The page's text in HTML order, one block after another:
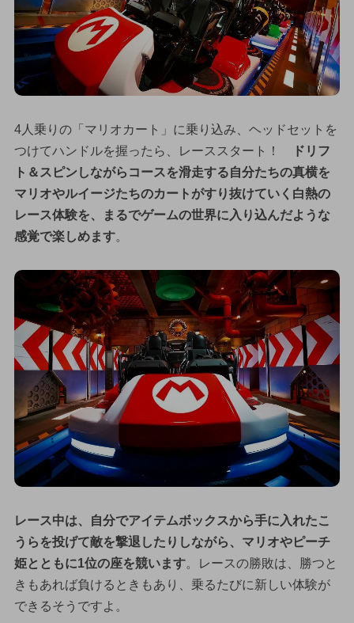
4人乗りの「マリオカート」に乗り込み、ヘッドセットを
つけてハンドルを握ったら、レーススタート！
ドリフ
ト＆スピンしながらコースを滑走する自分たちの真横を
マリオやルイージたちのカートがすり抜けていく白熱の
レース体験を、まるでゲームの世界に入り込んだような
感覚で楽しめます。
レース中は、自分でアイテムボックスから手に入れたこ
うらを投げて敵を撃退したりしながら、マリオやピーチ
姫とともに1位の座を競います。レースの勝敗は、勝つと
きもあれば負けるときもあり、乗るたびに新しい体験が
できるそうですよ。